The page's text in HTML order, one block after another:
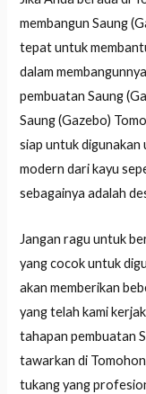
membangun Saung
tepat untuk
dalam
pembuatan Saung
Saung (Gazebo)
siap untuk digunakan
modern dari kayu
sebagainya adalah
Jangan ragu untuk
yang cocok untuk
akan memberikan
yang telah kami
tahapan pembuatan
tawarkan di
tukang yang